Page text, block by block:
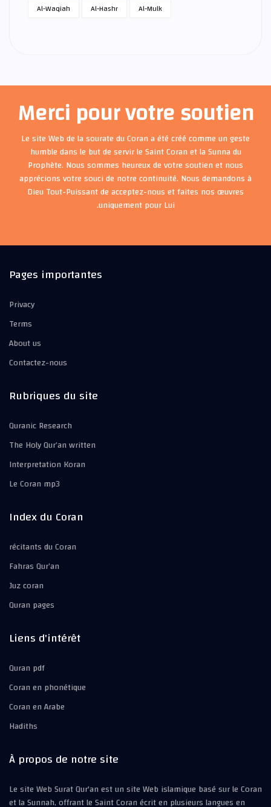
Al-Waqiah
Al-Hashr Al-Mulk
Merci pour votre soutien
Le site Web de la sourate du Coran a été créé comme un geste
humble dans le but de servir le Saint Coran et la Sunna du
Prophète. Nous sommes heureux de votre soutien et nous
apprécions votre souci de notre continuité. Nous demandons à
Dieu Tout-Puissant de acceptez-nous et faites nos œuvres
uniquement pour Lui.
Pages importantes
Privacy
Terms
About us
Contactez-nous
Rubriques du site
Quranic Research
The Holy Qur’an written
Interpretation Koran
Le Coran mp3
Index du Coran
récitants du Coran
Fahras Qur’an
Juz coran
Quran pages
Liens d'intérêt
Quran pdf
Coran en phonétique
Coran en Arabe
Hadiths
À propos de notre site
Le site Web Surat Qur'an est un site Web islamique basé sur le Coran
et la Sunnah, offrant le Saint Coran écrit en plusieurs langues en